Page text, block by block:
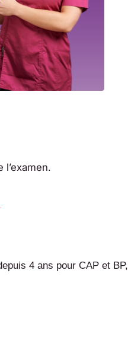
4 ans pour CAP et BP,